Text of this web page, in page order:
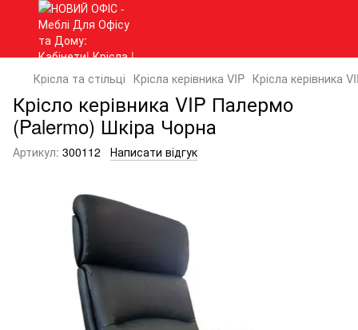
Крісла та стільці Крісла керівника VIP Крісла керівника
Крісло керівника VIP Палермо
(Palermo) Шкіра Чорна
Артикул: 300112 Написати відгук